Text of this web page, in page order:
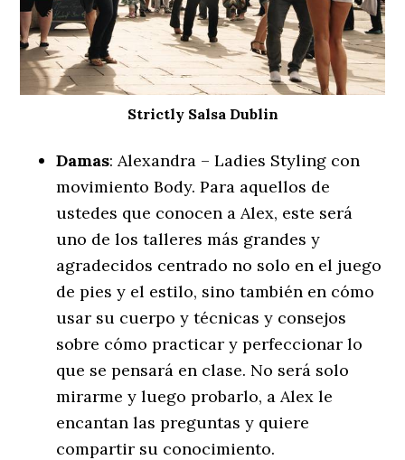
Strictly Salsa Dublin
Damas: Alexandra – Ladies Styling con
movimiento Body. Para aquellos de
ustedes que conocen a Alex, este será
uno de los talleres más grandes y
agradecidos centrado no solo en el juego
de pies y el estilo, sino también en cómo
usar su cuerpo y técnicas y consejos
sobre cómo practicar y perfeccionar lo
que se pensará en clase. No será solo
mirarme y luego probarlo, a Alex le
encantan las preguntas y quiere
compartir su conocimiento.